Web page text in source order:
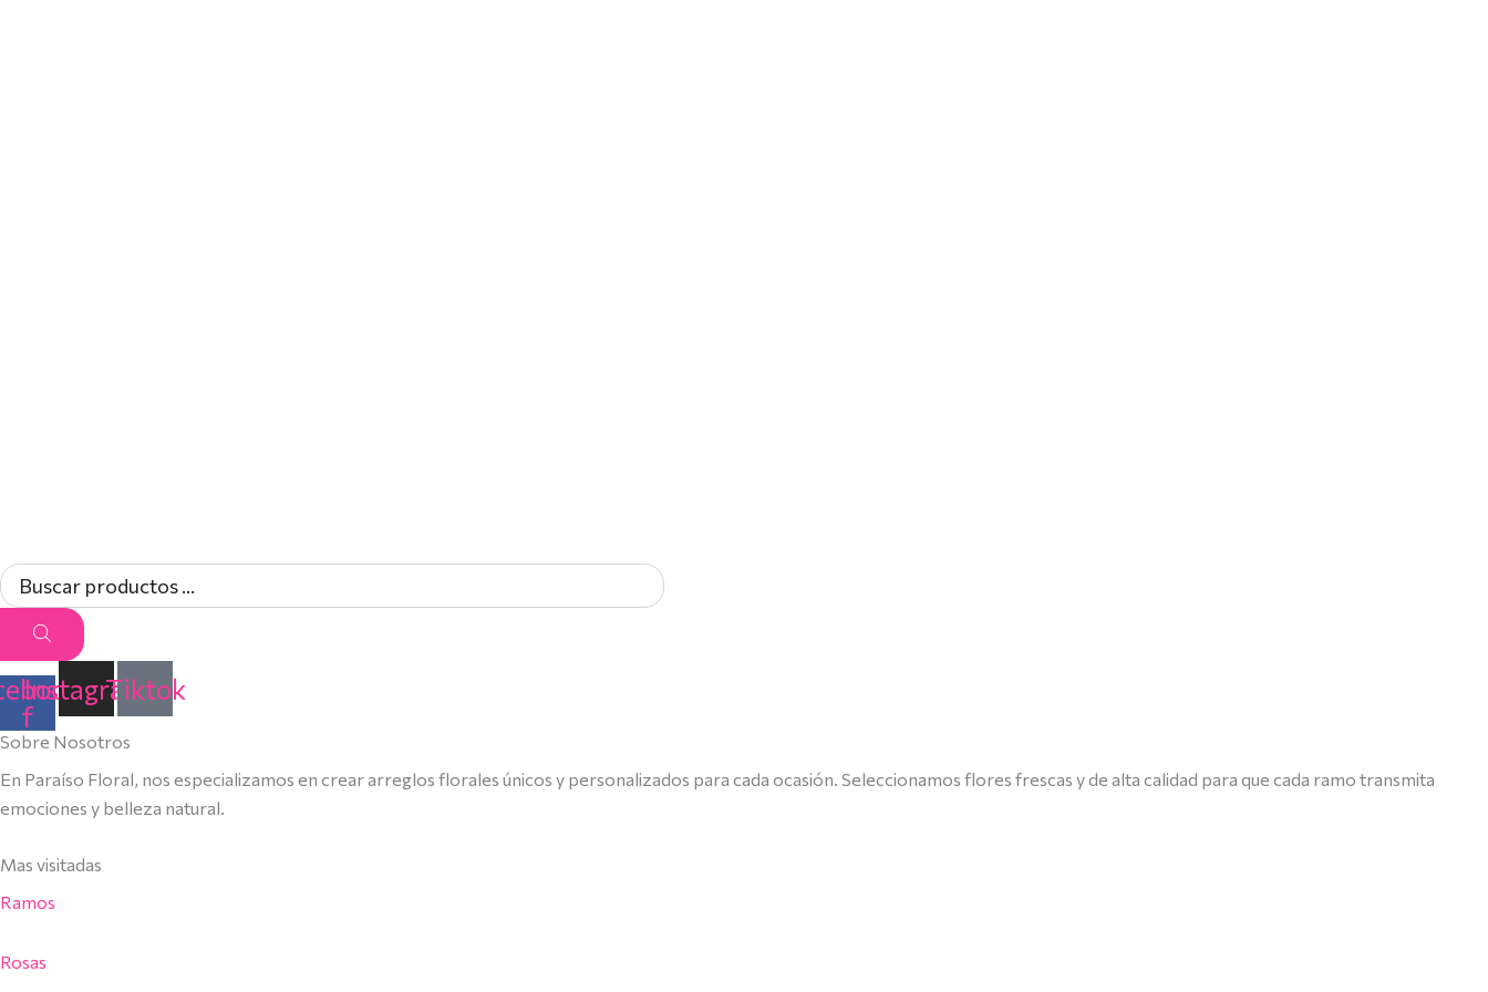
f
Instagram
Tiktok
Sobre Nosotros
En Paraíso Floral, nos especializamos en crear arreglos florales únicos y personalizados para cada ocasión. Seleccionamos flores frescas y de alta calidad para que cada ramo transmita
emociones y belleza natural.
Mas visitadas
Ramos
Rosas